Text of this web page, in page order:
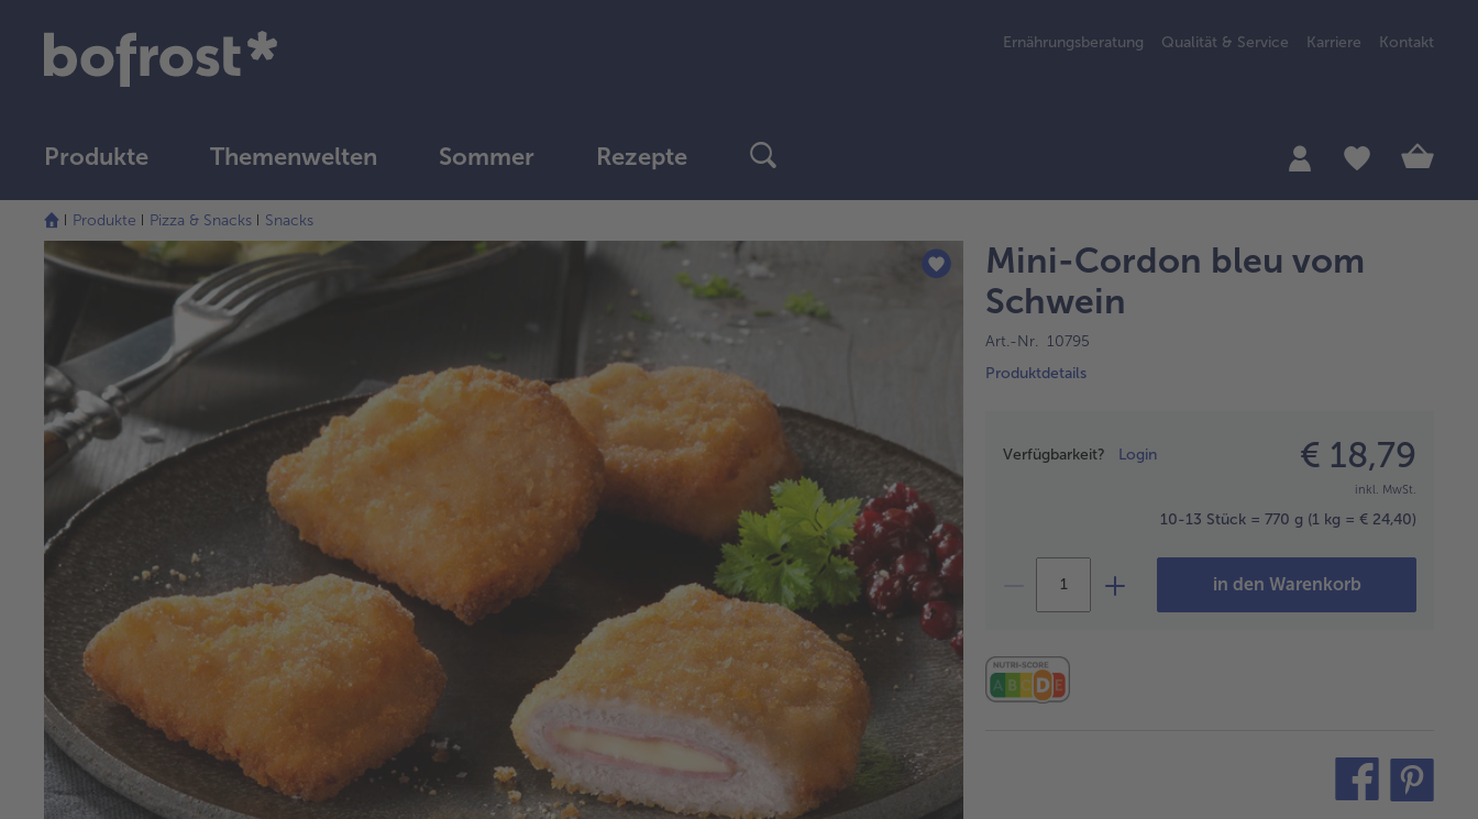
Ernährungsberatung Qualität & Service Karriere Kontakt
Produkte Themenwelten Sommer Rezepte
Produkte Pizza & Snacks Snacks
Mini-Cordon bleu vom
Schwein
Art.-Nr. 10795
Produktdetails
Verfügbarkeit? Login € 18,79
inkl. MwSt.
10-13 Stück = 770 g (1 kg = € 24,40)
in den Warenkorb
teilen